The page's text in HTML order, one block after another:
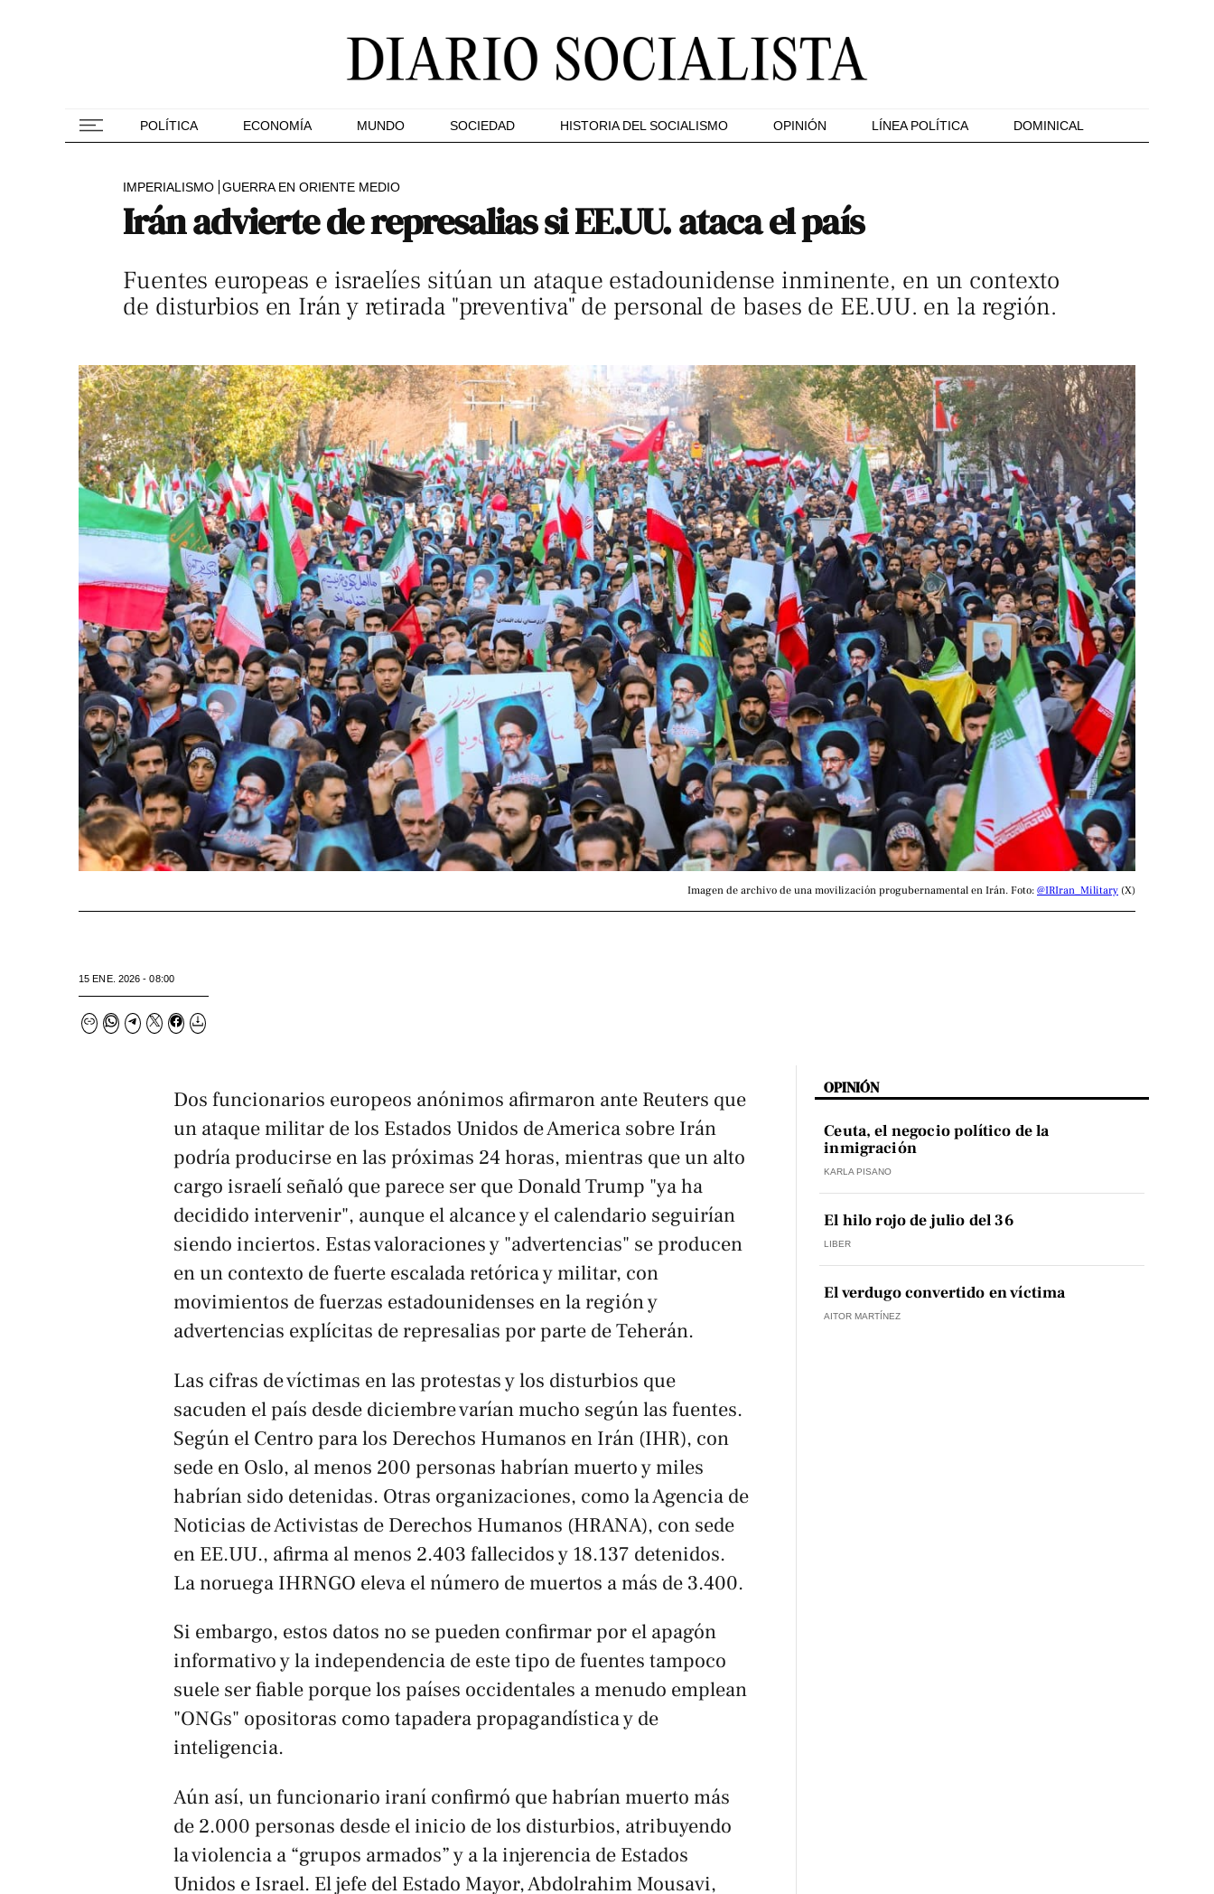
POLÍTICA ECONOMÍA MUNDO SOCIEDAD HISTORIA DEL SOCIALISMO OPINIÓN LÍNEA POLÍTICA DOMINICAL
IMPERIALISMO GUERRA EN ORIENTE MEDIO
Irán advierte de represalias si EE.UU. ataca el país
Fuentes europeas e israelíes sitúan un ataque estadounidense inminente, en un contexto
de disturbios en Irán y retirada "preventiva" de personal de bases de EE.UU. en la región.
Imagen de archivo de una movilización progubernamental en Irán. Foto: @IRIran_Military (X)
15 ENE. 2026 - 08:00
Dos funcionarios europeos anónimos afirmaron ante Reuters que
un ataque militar de los Estados Unidos de America sobre Irán
podría producirse en las próximas 24 horas, mientras que un alto
cargo israelí señaló que parece ser que Donald Trump "ya ha
decidido intervenir", aunque el alcance y el calendario seguirían
siendo inciertos. Estas valoraciones y "advertencias" se producen
en un contexto de fuerte escalada retórica y militar, con
movimientos de fuerzas estadounidenses en la región y
advertencias explícitas de represalias por parte de Teherán.
Las cifras de víctimas en las protestas y los disturbios que
sacuden el país desde diciembre varían mucho según las fuentes.
Según el Centro para los Derechos Humanos en Irán (IHR), con
sede en Oslo, al menos 200 personas habrían muerto y miles
habrían sido detenidas. Otras organizaciones, como la Agencia de
Noticias de Activistas de Derechos Humanos (HRANA), con sede
en EE.UU., afirma al menos 2.403 fallecidos y 18.137 detenidos.
La noruega IHRNGO eleva el número de muertos a más de 3.400.
Si embargo, estos datos no se pueden confirmar por el apagón
informativo y la independencia de este tipo de fuentes tampoco
suele ser fiable porque los países occidentales a menudo emplean
"ONGs" opositoras como tapadera propagandística y de
inteligencia.
Aún así, un funcionario iraní confirmó que habrían muerto más
de 2.000 personas desde el inicio de los disturbios, atribuyendo
la violencia a “grupos armados” y a la injerencia de Estados
Unidos e Israel. El jefe del Estado Mayor, Abdolrahim Mousavi,
OPINIÓN
Ceuta, el negocio político de la
inmigración
KARLA PISANO
El hilo rojo de julio del 36
LIBER
El verdugo convertido en víctima
AITOR MARTÍNEZ